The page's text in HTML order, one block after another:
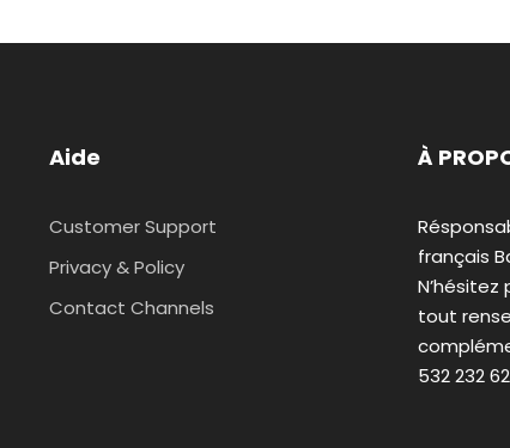
Aide
Customer Support
Privacy & Policy
Contact Channels
À
français
tout
532 232